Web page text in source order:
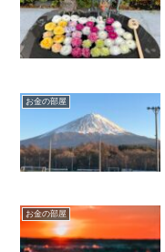
お金の部屋
お金の部屋